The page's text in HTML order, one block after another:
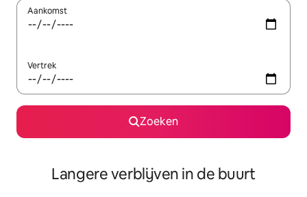
Aankomst
Vertrek
Zoeken
Langere verblijven in de buurt